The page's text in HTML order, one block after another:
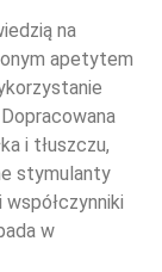
na
apetytem
i tłuszczu,
stymulanty
w